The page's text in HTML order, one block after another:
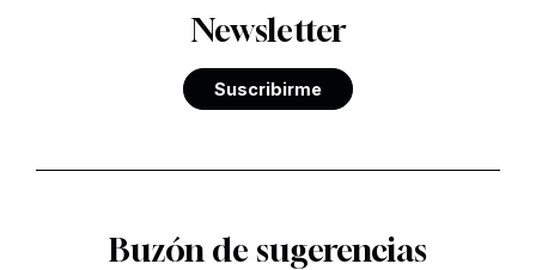
Newsletter
Suscribirme
Buzón de sugerencias